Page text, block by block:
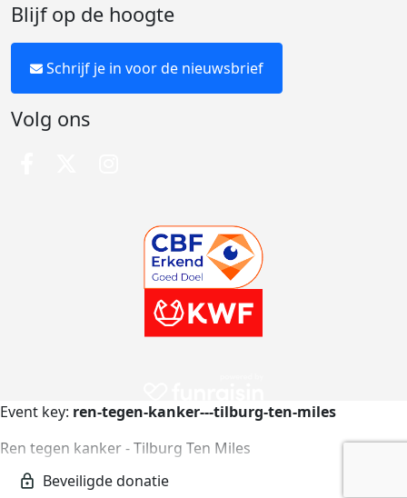
Blijf op de hoogte
Schrijf je in voor de nieuwsbrief
Volg ons
Event key: ren-tegen-kanker---tilburg-ten-miles
Ren tegen kanker - Tilburg Ten Miles
ren-tegen-kanker---tilburg-ten-miles